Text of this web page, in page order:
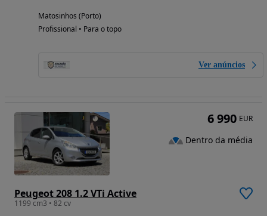
Matosinhos (Porto)
Profissional • Para o topo
Ver anúncios
Peugeot 208 1.2 VTi Active
1199 cm3 • 82 cv
6 990 EUR
Dentro da média